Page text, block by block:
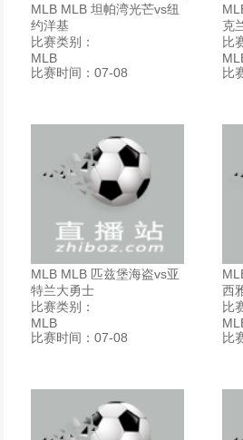
MLB MLB 坦帕湾光芒vs纽
约洋基
比赛类别：
MLB
比赛时间：07-08
克
比
比
MLB MLB 匹兹堡海盗vs亚
特兰大勇士
比赛类别：
MLB
比赛时间：07-08
西
比
比